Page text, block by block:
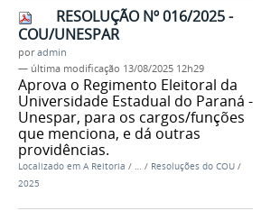
RESOLUÇÃO Nº 016/2025 -
COU/UNESPAR
poradmin
— última modificação 13/08/2025 12h29
Aprova o Regimento Eleitoral da
Universidade Estadual do Paraná -
Unespar, para os cargos/funções
que menciona, e dá outras
providências.
Localizado em A Reitoria / / Resoluções do COU /
2025